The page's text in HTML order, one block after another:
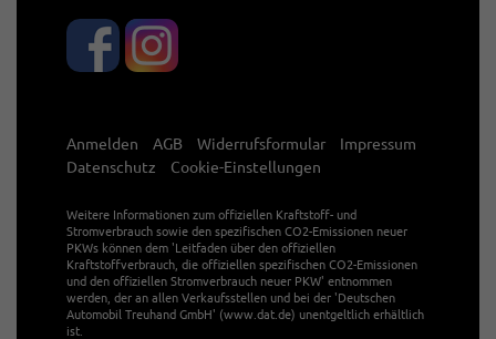
Anmelden AGB Widerrufsformular
Impressum
Datenschutz
Cookie-Einstellungen
Weitere Informationen zum offiziellen Kraftstoff- und
Stromverbrauch sowie den spezifischen CO2-Emissionen neuer
PKWs können dem 'Leitfaden über den offiziellen
Kraftstoffverbrauch, die offiziellen spezifischen CO2-Emissionen
und den offiziellen Stromverbrauch neuer PKW' entnommen
werden, der an allen Verkaufsstellen und bei der 'Deutschen
Automobil Treuhand GmbH' (www.dat.de) unentgeltlich erhältlich
ist.